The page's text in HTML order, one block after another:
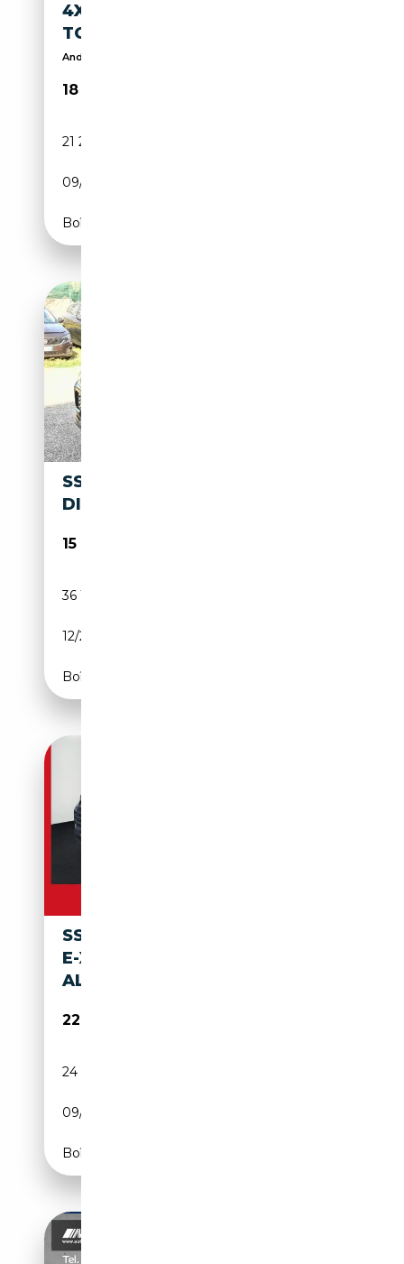
4X2 1.5 T-GDI LED KAMERA
TOTWINKEL
Android Auto + Apple CarPlay + Einparkhilfen PDC
18 990€
21 271 km
09/2022
Boîte automatique
SSANGYONG KORANDO 1.6
DIESEL 2WD DREAM
15 900€
36 102 km
12/2022
Boîte manuelle
SSANGYONG MUSSO GRAND
E-XDI CRYSTAL
ALLRAD*KAMERA*KLIMA
22 965€
24 952 km
09/2022
Boîte manuelle